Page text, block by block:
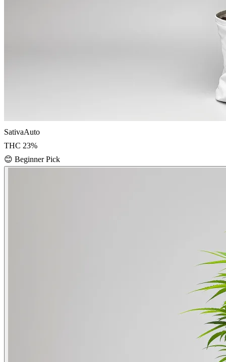
SativaAuto
THC 23%
😊 Beginner Pick